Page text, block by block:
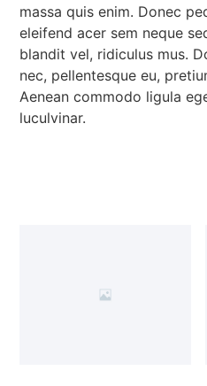
massa quis enim. Donec
eleifend acer sem neque
blandit vel, ridiculus mus.
nec, pellentesque eu,
Aenean commodo ligula
luculvinar.